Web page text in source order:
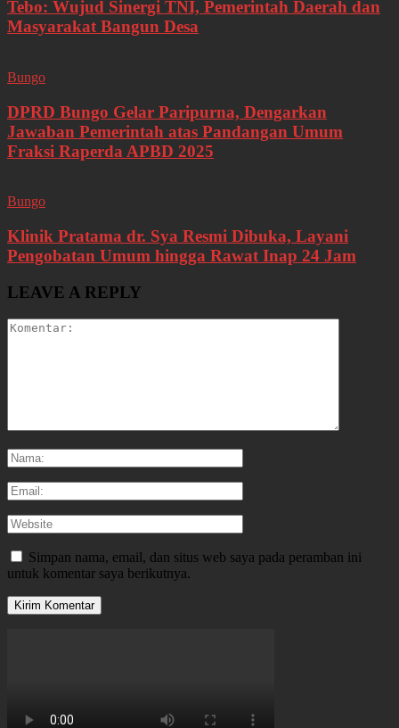
Tebo: Wujud Sinergi TNI, Pemerintah Daerah dan
Masyarakat Bangun Desa
Bungo
DPRD Bungo Gelar Paripurna, Dengarkan
Jawaban Pemerintah atas Pandangan Umum
Fraksi Raperda APBD 2025
Bungo
Klinik Pratama dr. Sya Resmi Dibuka, Layani
Pengobatan Umum hingga Rawat Inap 24 Jam
LEAVE A REPLY
Simpan nama, email, dan situs web saya pada peramban ini
untuk komentar saya berikutnya.